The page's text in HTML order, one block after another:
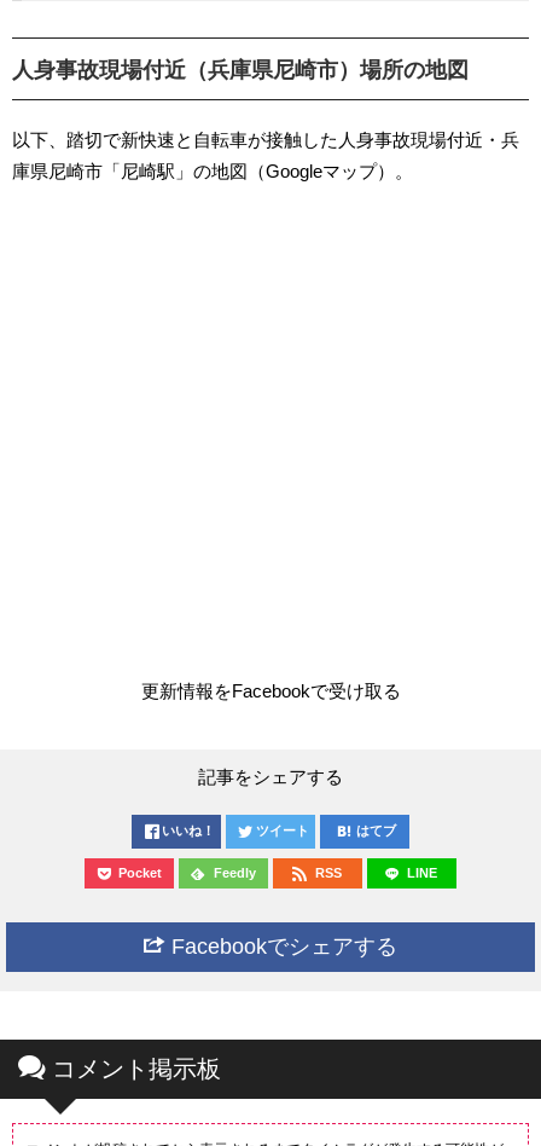
人身事故現場付近（兵庫県尼崎市）場所の地図
以下、踏切で新快速と自転車が接触した人身事故現場付近・兵
庫県尼崎市「尼崎駅」の地図（Googleマップ）。
更新情報をFacebookで受け取る
記事をシェアする
いいね！ ツイート はてブ
Pocket Feedly RSS LINE
Facebookでシェアする
コメント掲示板